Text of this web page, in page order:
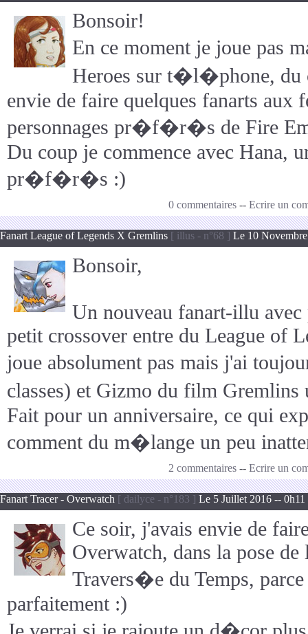
Bonsoir!
En ce moment je joue pas
Heroes sur t�l�phone,
envie de faire quelques fanarts aux
personnages pr�f�r�s de Fire
Du coup je commence avec Hana,
pr�f�r�s :)
0 commentaires -- Ecrire un
Fanart League of Legends X Gremlins [ illus - n°68 ] Le 10
Bonsoir,
Un nouveau fanart-illu avec
petit crossover entre du League of
joue absolument pas mais j'ai
classes) et Gizmo du film
Fait pour un anniversaire, ce qui
comment du m�lange un peu
2 commentaires -- Ecrire un
Fanart Tracer - Overwatch [ dailyce - n°183 ] Le 5 Juillet 2016 -- 0h11
Ce soir, j'avais envie de
Overwatch, dans la pose
Travers�e du Temps,
parfaitement :)